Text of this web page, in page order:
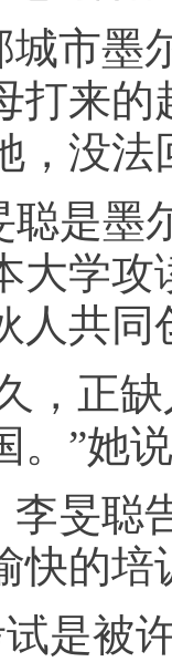
市墨
打来
，没法
聪是墨
大学
人共同
，正
。”她
旻聪
快的培
是被